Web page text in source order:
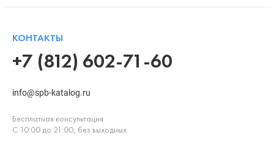
КОНТАКТЫ
+7 (812) 602-71-60
info@spb-katalog.ru
Бесплатная консультация
С 10:00 до 21:00, без выходных